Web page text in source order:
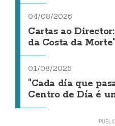
04/08/2026
Cartas ao
da Costa da Morte"
01/08/2026
"Cada día que
Centro de Día é